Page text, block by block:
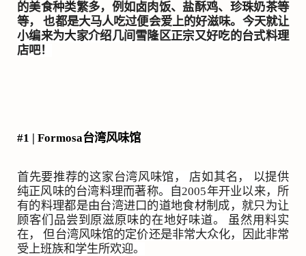
的美食种类繁多，例如卤肉饭、盐酥鸡、珍珠奶茶等
等， 也都是大马人吃过便会爱上的好滋味。 今天就让
小编来为大家介绍几间雪隆区正宗又好吃的台式料理
店吧！
#1 | Formosa台湾风味馆
首先要推荐的这家台湾风味馆， 店如其名， 以提供
纯正风味的台湾料理而著称。自2005年开业以来，所
有的料理都是由台湾进口的道地食材制成，就只为让
顾客们品尝到原滋原味的在地好味道。 虽然用料实
在， 但台湾风味馆的定价还是非常大众化，因此非常
受上班族和学生所欢迎。